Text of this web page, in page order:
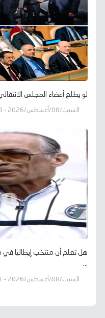
لو يطلع أعضاء المجلس
السبت/08/أغسطس/2026 - 09:43 م
...
السبت/08/أغسطس/2026 - 09:41 م